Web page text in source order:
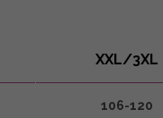
XXL/3XL
106-120